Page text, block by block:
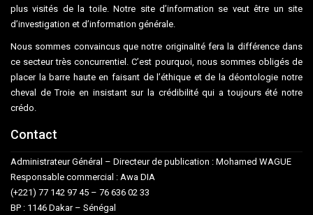
plus visités de la toile. Notre site d’information se veut être un site
d’investigation et d’information générale.
Nous sommes convaincus que notre originalité fera la différence dans
ce secteur très concurrentiel. C’est pourquoi, nous sommes obligés de
placer la barre haute en faisant de l’éthique et de la déontologie notre
cheval de Troie en insistant sur la crédibilité qui a toujours été notre
crédo.
Contact
Administrateur Général – Directeur de publication : Mohamed WAGUE
Responsable commercial : Awa DIA
(+221) 77 142 97 45 – 76 636 02 33
BP : 1146 Dakar – Sénégal